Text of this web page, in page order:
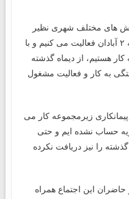
های مختلف شهری نظیر
فضای سبز و خدمات شهری منطقه ۲ آبادان فعالیت می کنیم و با
هستیم، از دیماه گذشته
به کار و فعالیت مشغول
زیرمجموعه کار می
۹۴ تاکنون، تسویه حساب نشده ایم و حتی
را نیز دریافت نکرده
حاضران این اجتماع همراه